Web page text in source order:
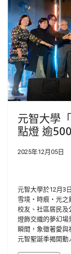
元智大學
點燈 逾
2025年12月05日
元智大學於12月3
雪境・時痕・光之
校友、社區居民及
燈飾交織的夢幻場
瞬間，象徵著愛
元智聖誕季揭開動